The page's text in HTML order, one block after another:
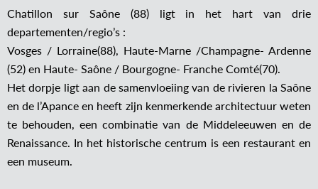
Chatillon sur Saône (88) ligt in het hart van drie
departementen/regio’s :
Vosges / Lorraine(88), Haute-Marne /Champagne- Ardenne
(52) en Haute- Saône / Bourgogne- Franche Comté(70).
Het dorpje ligt aan de samenvloeiing van de rivieren la Saône
en de l’Apance en heeft zijn kenmerkende architectuur weten
te behouden, een combinatie van de Middeleeuwen en de
Renaissance. In het historische centrum is een restaurant en
een museum.